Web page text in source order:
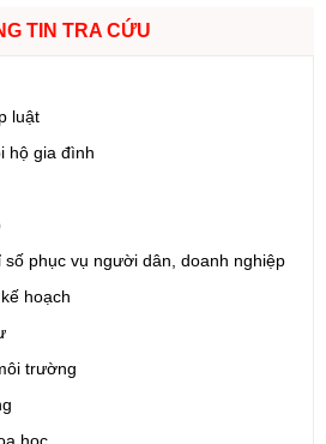
- Ngày hiệu lực: (05/08/2026)
Từ điển dữ liệu dùng chung tỉnh Lai
Ngày hiệu lực: (05/08/2026)
phương án đấu giá quyền sử dụng
thực hiện Nghị định số
TIN TRA CỨU
luật
hộ gia đình
số phục vụ người dân, doanh nghiệp
hoạch
trường